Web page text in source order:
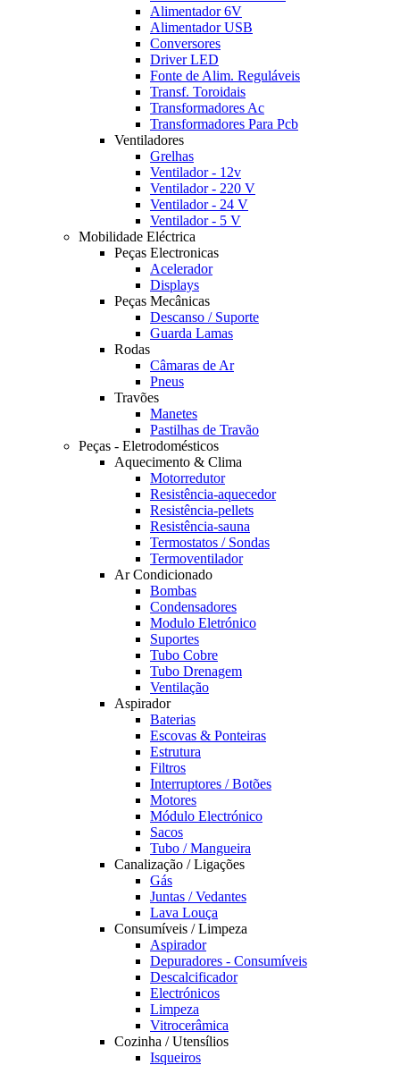
Alimentador 6V
Alimentador USB
Conversores
Driver LED
Fonte de Alim. Reguláveis
Transf. Toroidais
Transformadores Ac
Transformadores Para Pcb
Ventiladores
Grelhas
Ventilador - 12v
Ventilador - 220 V
Ventilador - 24 V
Ventilador - 5 V
Mobilidade Eléctrica
Peças Electronicas
Acelerador
Displays
Peças Mecânicas
Descanso / Suporte
Guarda Lamas
Rodas
Câmaras de Ar
Pneus
Travões
Manetes
Pastilhas de Travão
Peças - Eletrodomésticos
Aquecimento & Clima
Motorredutor
Resistência-aquecedor
Resistência-pellets
Resistência-sauna
Termostatos / Sondas
Termoventilador
Ar Condicionado
Bombas
Condensadores
Modulo Eletrónico
Suportes
Tubo Cobre
Tubo Drenagem
Ventilação
Aspirador
Baterias
Escovas & Ponteiras
Estrutura
Filtros
Interruptores / Botões
Motores
Módulo Electrónico
Sacos
Tubo / Mangueira
Canalização / Ligações
Gás
Juntas / Vedantes
Lava Louça
Consumíveis / Limpeza
Aspirador
Depuradores - Consumíveis
Descalcificador
Electrónicos
Limpeza
Vitrocerâmica
Cozinha / Utensílios
Isqueiros